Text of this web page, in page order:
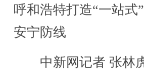
呼和浩特打造“一站式
安宁防线
中新网记者 张林